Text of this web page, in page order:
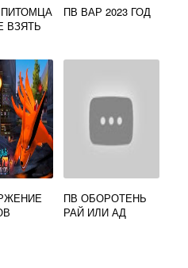
ВЗЯТЬ
ПВ ВАР 2023 ГОД
ПВ ОБОРОТЕНЬ
РАЙ ИЛИ АД